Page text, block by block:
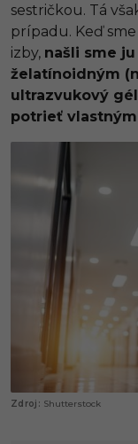
sestričkou. Tá
prípadu. Keď
izby, našli sme
želatínoidným
ultrazvukový
potrieť
Shutterstock